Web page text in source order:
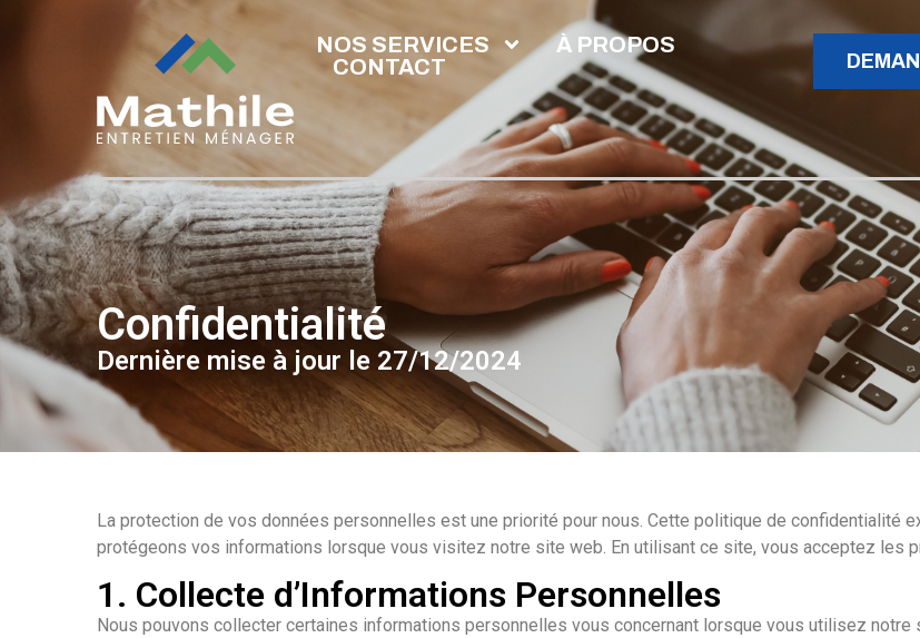
NOS SERVICES
À PROPOS
CONTACT
Confidentialité
Dernière mise à jour le 27/12/2024
La protection de vos données personnelles est une priorité pour nous. Cette politique de confidentialité
protégeons vos informations lorsque vous visitez notre site web. En utilisant ce site, vous acceptez les
1. Collecte d’Informations Personnelles
Nous pouvons collecter certaines informations personnelles vous concernant lorsque vous utilisez